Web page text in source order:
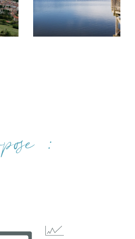
à votre disposition
faire estimer votre bien
pouvez compter sur notre
à Tarare
à Lamure-sur-Azergues
:
PAR